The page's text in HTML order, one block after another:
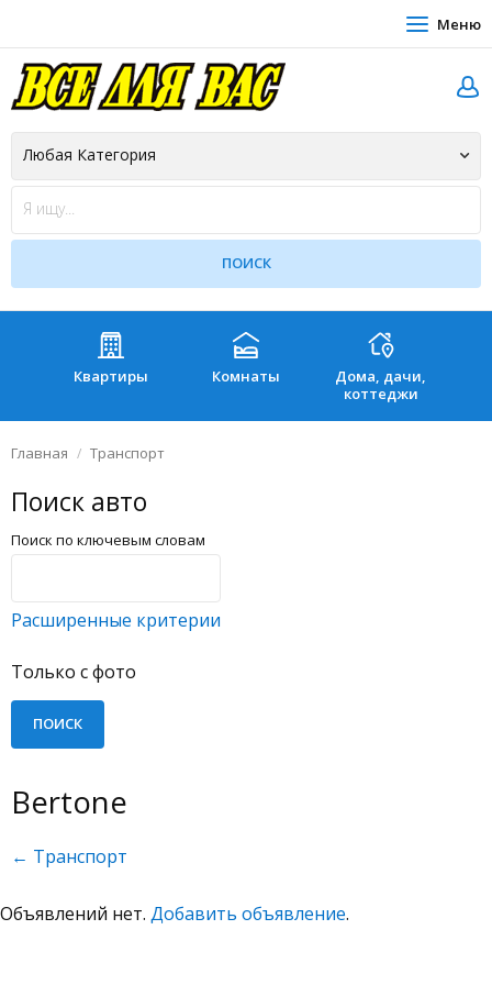
Меню
Квартиры Комнаты
Дома, дачи,
коттеджи
Главная Транспорт
Поиск авто
Поиск по ключевым словам
Расширенные критерии
Только с фото
Bertone
← Транспорт
Объявлений нет. Добавить объявление.